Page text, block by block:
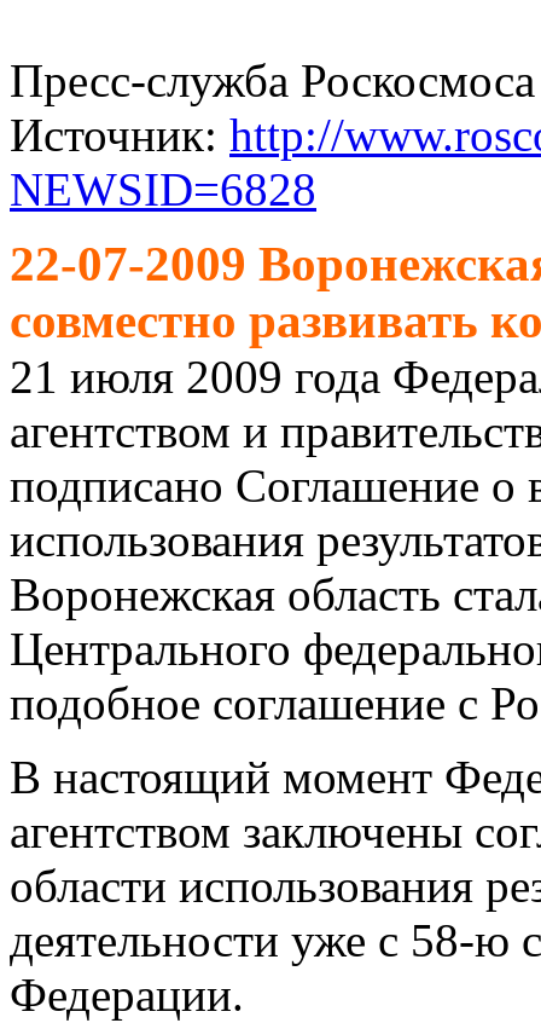
Пресс-служба Роскосмоса
Источник: http://
NEWSID=6828
22-07-2009
совместно развивать
21 июля 2009 года
агентством и
подписано Соглашение о
использования
Воронежская область
Центрального
подобное соглашение с
В настоящий момент
агентством заключены
области использования
деятельности уже с 58-ю
Федерации.